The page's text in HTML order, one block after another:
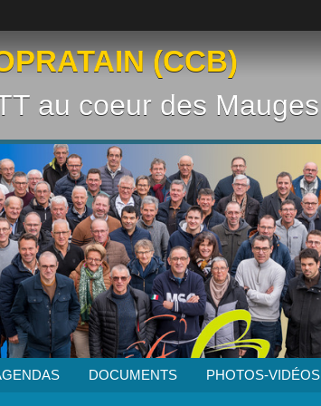
(CCB)
au coeur des Mauges
DOCUMENTS PHOTOS-VIDÉOS